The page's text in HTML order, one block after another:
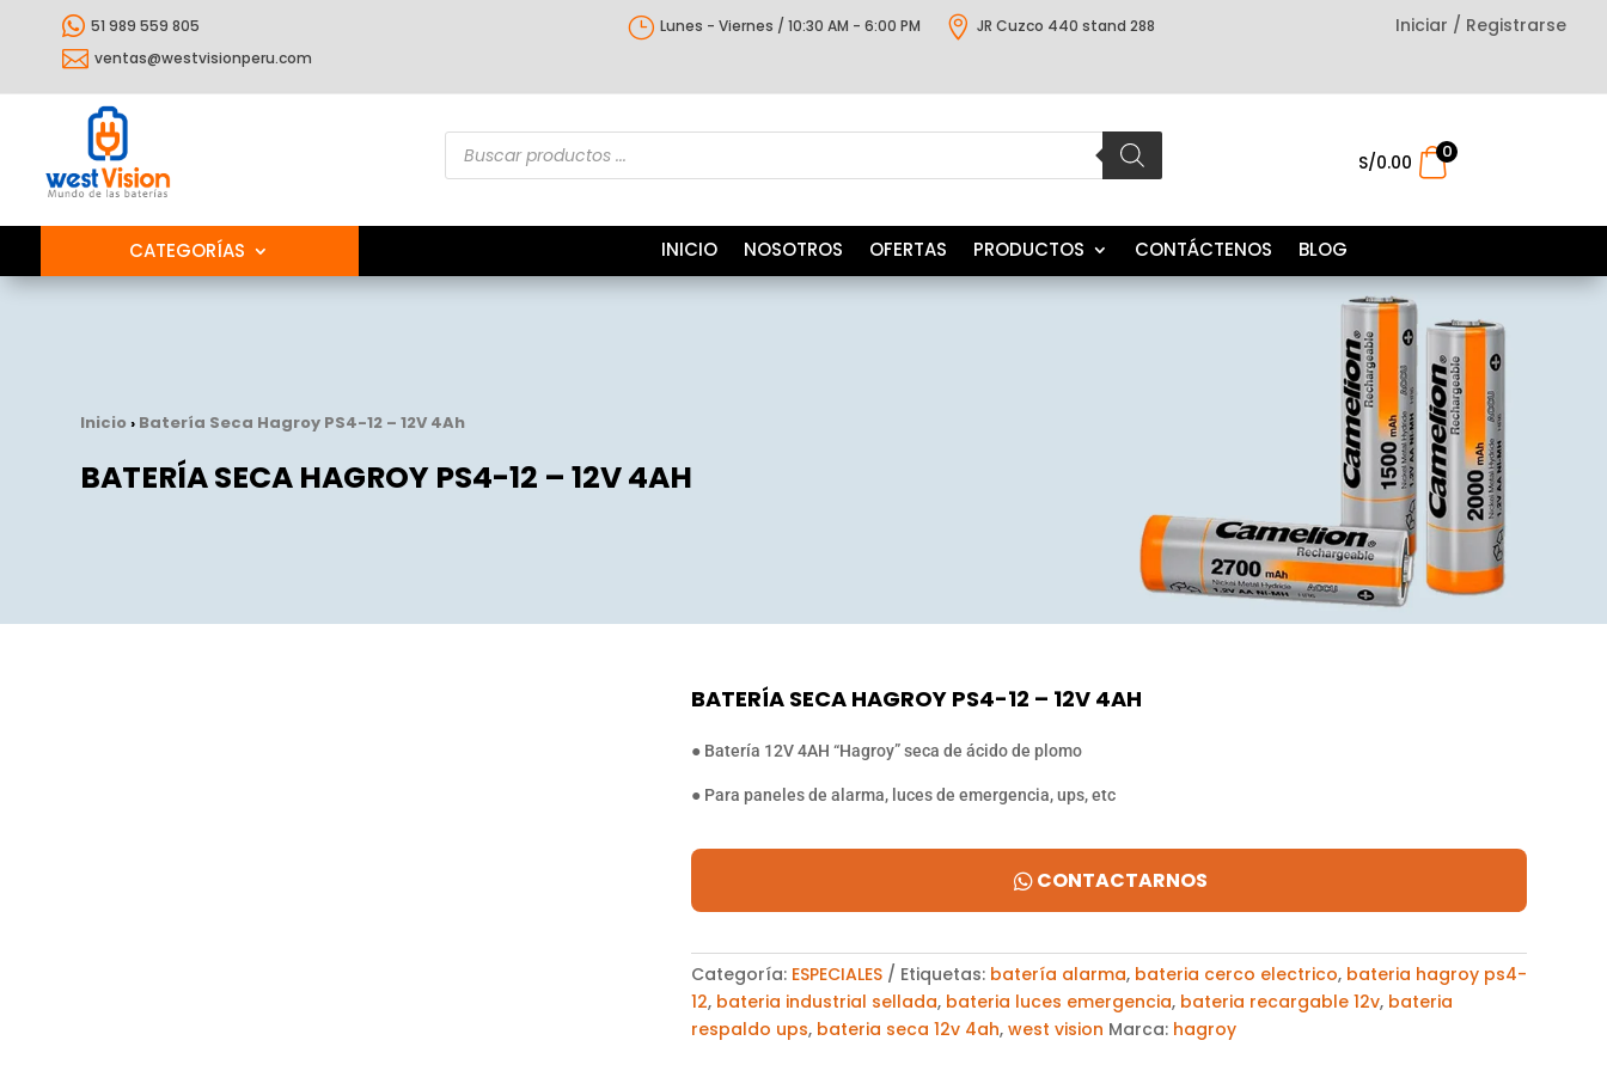
 51 989 559 805
 ventas@westvisionperu.com
} Lunes - Viernes / 10:30 AM - 6:00 PM  JR Cuzco 440 stand 288 Iniciar / Registrarse
Búsqueda
de
productos S/0.00 0
CATEGORÍAS INICIO NOSOTROS OFERTAS PRODUCTOS CONTÁCTENOS BLOG
Inicio› Batería Seca Hagroy PS4-12 – 12V 4Ah
BATERÍA SECA HAGROY PS4-12 – 12V 4AH
BATERÍA SECA HAGROY PS4-12 – 12V 4AH
● Batería 12V 4AH “Hagroy” seca de ácido de plomo
● Para paneles de alarma, luces de emergencia, ups, etc
CONTACTARNOS
Categoría: ESPECIALES Etiquetas: batería alarma, bateria cerco electrico, bateria hagroy ps4-
12, bateria industrial sellada, bateria luces emergencia, bateria recargable 12v, bateria
respaldo ups, bateria seca 12v 4ah, west vision Marca: hagroy